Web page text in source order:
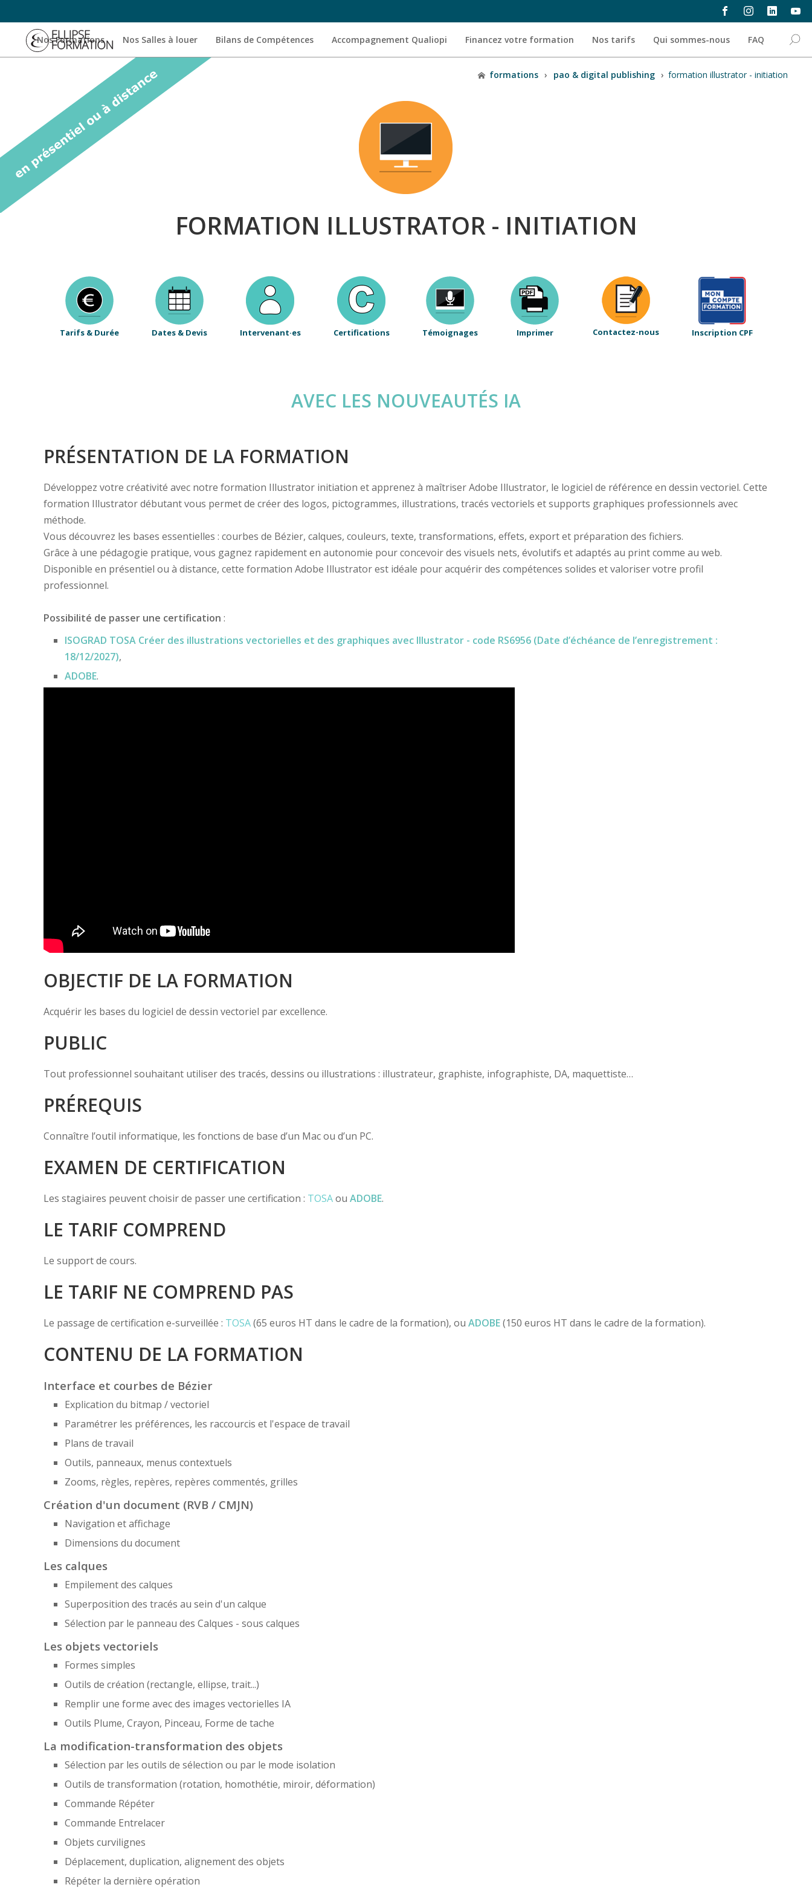
Nos Formations Nos Salles à louer Bilans de Compétences Accompagnement Qualiopi Financez votre formation Nos tarifs Qui sommes-nous FAQ
formations › pao & digital publishing › formation illustrator - initiation
FORMATION ILLUSTRATOR - INITIATION
Tarifs & Durée Dates & Devis Intervenant·es Certifications Témoignages Imprimer Contactez-nous Inscription CPF
AVEC LES NOUVEAUTÉS IA
PRÉSENTATION DE LA FORMATION
Développez votre créativité avec notre formation Illustrator initiation et apprenez à maîtriser Adobe Illustrator, le logiciel de référence en dessin vectoriel. Cette
formation Illustrator débutant vous permet de créer des logos, pictogrammes, illustrations, tracés vectoriels et supports graphiques professionnels avec
méthode.
Vous découvrez les bases essentielles : courbes de Bézier, calques, couleurs, texte, transformations, effets, export et préparation des fichiers.
Grâce à une pédagogie pratique, vous gagnez rapidement en autonomie pour concevoir des visuels nets, évolutifs et adaptés au print comme au web.
Disponible en présentiel ou à distance, cette formation Adobe Illustrator est idéale pour acquérir des compétences solides et valoriser votre profil
professionnel.
Possibilité de passer une certification :
ISOGRAD TOSA Créer des illustrations vectorielles et des graphiques avec Illustrator - code RS6956 (Date d’échéance de l’enregistrement :
18/12/2027),
ADOBE.
OBJECTIF DE LA FORMATION
Acquérir les bases du logiciel de dessin vectoriel par excellence.
PUBLIC
Tout professionnel souhaitant utiliser des tracés, dessins ou illustrations : illustrateur, graphiste, infographiste, DA, maquettiste…
PRÉREQUIS
Connaître l’outil informatique, les fonctions de base d’un Mac ou d’un PC.
EXAMEN DE CERTIFICATION
Les stagiaires peuvent choisir de passer une certification : TOSAou ADOBE.
LE TARIF COMPREND
Le support de cours.
LE TARIF NE COMPREND PAS
Le passage de certification e-surveillée : TOSA(65 euros HT dans le cadre de la formation), ou ADOBE(150 euros HT dans le cadre de la formation).
CONTENU DE LA FORMATION
Interface et courbes de Bézier
Explication du bitmap / vectoriel
Paramétrer les préférences, les raccourcis et l'espace de travail
Plans de travail
Outils, panneaux, menus contextuels
Zooms, règles, repères, repères commentés, grilles
Création d'un document (RVB / CMJN)
Navigation et affichage
Dimensions du document
Les calques
Empilement des calques
Superposition des tracés au sein d'un calque
Sélection par le panneau des Calques - sous calques
Les objets vectoriels
Formes simples
Outils de création (rectangle, ellipse, trait...)
Remplir une forme avec des images vectorielles IA
Outils Plume, Crayon, Pinceau, Forme de tache
La modification-transformation des objets
Sélection par les outils de sélection ou par le mode isolation
Outils de transformation (rotation, homothétie, miroir, déformation)
Commande Répéter
Commande Entrelacer
Objets curvilignes
Déplacement, duplication, alignement des objets
Répéter la dernière opération